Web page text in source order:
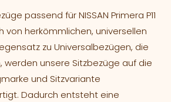
passend für NISSAN Primera P11
von herkömmlichen, universellen
zu Universalbezügen, die
werden unsere Sitzbezüge auf die
und Sitzvariante
Dadurch entsteht eine